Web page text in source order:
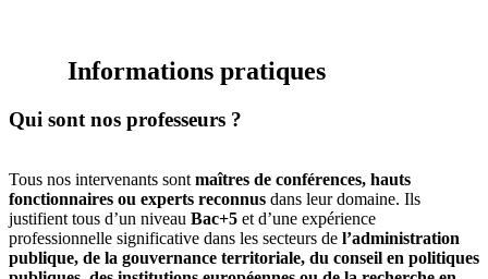
Informations pratiques
Qui sont nos professeurs ?
Tous nos intervenants sont maîtres de conférences, hauts
fonctionnaires ou experts reconnus dans leur domaine. Ils
justifient tous d’un niveau Bac+5 et d’une expérience
professionnelle significative dans les secteurs de l’administration
publique, de la gouvernance territoriale, du conseil en politiques